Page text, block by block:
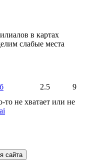
в картах
слабые места
2.5
9
не хватает или не
сайта